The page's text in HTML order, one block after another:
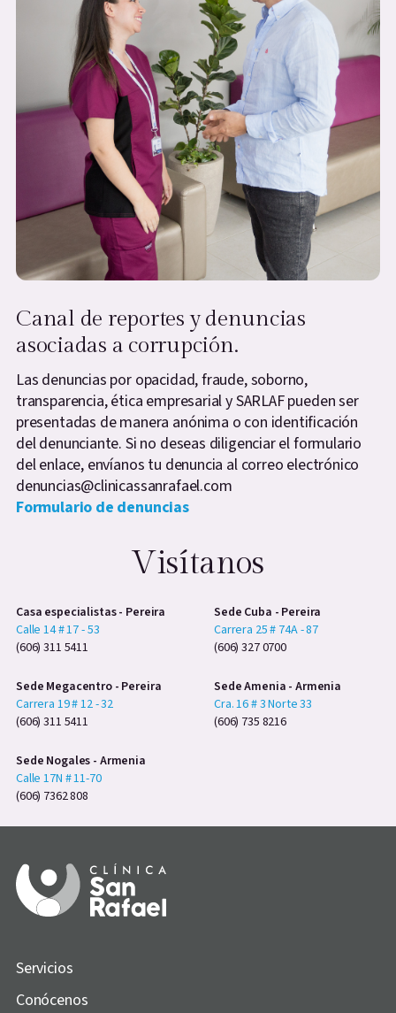
Canal de reportes y denuncias
asociadas a corrupción.
Las denuncias por opacidad, fraude, soborno,
transparencia, ética empresarial y SARLAF pueden ser
presentadas de manera anónima o con identificación
del denunciante. Si no deseas diligenciar el formulario
del enlace, envíanos tu denuncia al correo electrónico
denuncias@clinicassanrafael.com
Formulario de denuncias
Visítanos
Casa especialistas - Pereira
Calle 14 # 17 - 53
(606) 311 5411
Sede Cuba - Pereira
Carrera 25 # 74A - 87
(606) 327 0700
Sede Megacentro - Pereira
Carrera 19 # 12 - 32
(606) 311 5411
Sede Amenia - Armenia
Cra. 16 # 3 Norte 33
(606) 735 8216
Sede Nogales - Armenia
Calle 17N # 11-70
(606) 7362 808
Servicios
Conócenos